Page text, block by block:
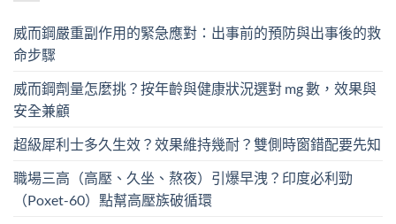
威而鋼嚴重副作用的緊急應對：出事前的預防與出事後的救
命步驟
威而鋼劑量怎麼挑？按年齡與健康狀況選對 mg 數，效果與
安全兼顧
超級犀利士多久生效？效果維持幾耐？雙側時窗錯配要先知
職場三高（高壓、久坐、熬夜）引爆早洩？印度必利勁
（Poxet-60）點幫高壓族破循環